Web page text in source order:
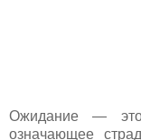
Ожидание — это
означающее